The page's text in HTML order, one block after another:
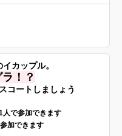
カップル。
！？
コートしましょう
で参加できます
加できます